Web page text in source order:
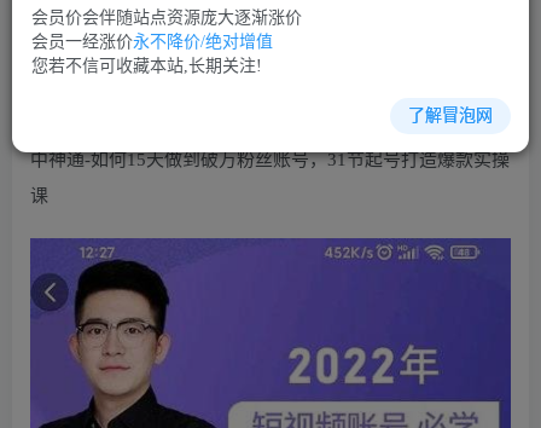
立即购买
您当前未登录！建议登陆后购买，可保存购买订单
中神通-如何15天做到破万粉丝账号，​31节起号打造爆款实操
课
会员价会伴随站点资源庞大逐渐涨价
会员一经涨价永不降价/绝对增值
您若不信可收藏本站,长期关注!
了解冒泡网